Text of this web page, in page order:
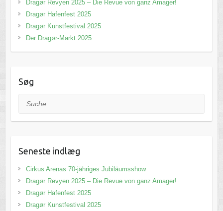
Dragør Revyen 2025 – Die Revue von ganz Amager!
Dragør Hafenfest 2025
Dragør Kunstfestival 2025
Der Dragør-Markt 2025
Søg
Suche
Seneste indlæg
Cirkus Arenas 70-jähriges Jubiläumsshow
Dragør Revyen 2025 – Die Revue von ganz Amager!
Dragør Hafenfest 2025
Dragør Kunstfestival 2025